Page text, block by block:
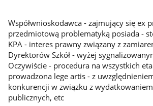
Współwnioskodawca - zajmujący się ex
przedmiotową problematyką posiada -
KPA - interes prawny związany z
Dyrektorów Szkół - wyżej
Oczywiście - procedura na wszystkich
prowadzona lege artis - z
konkurencji w związku z
publicznych, etc